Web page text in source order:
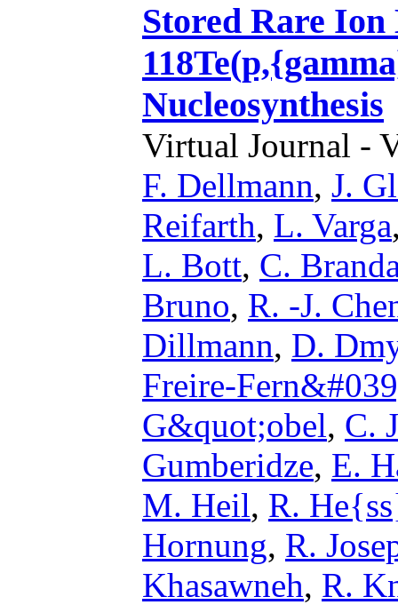
Stored Rare Ion
Nucleosynthesis
Virtual Journal -
F. Dellmann, J.
Reifarth, L. Varga
L. Bott, C.
Bruno, R. -J.
Dillmann, D.
Freire-
G&quot;obel, C.
Gumberidze, E.
M. Heil, R.
Hornung, R.
Khasawneh, R.